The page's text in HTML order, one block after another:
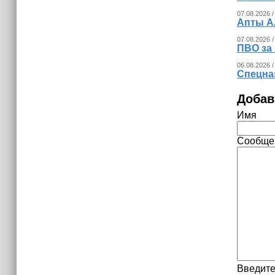
07.08.2026
Апты
07.08.2026
ПВО за
06.08.2026
Имя